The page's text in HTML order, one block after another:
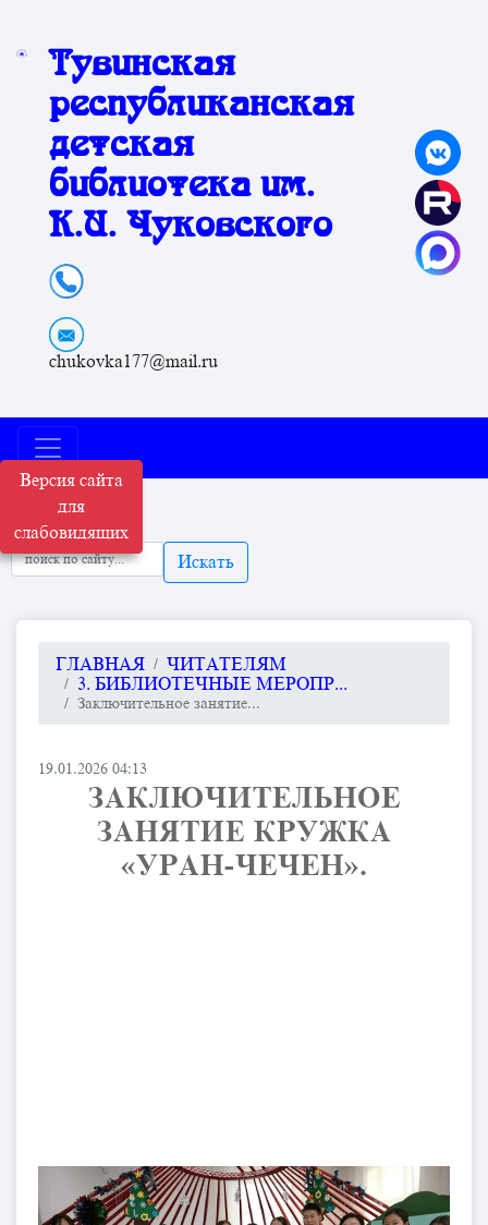
Версия сайта
для
слабовидящих
Тувинская
республиканская
детская
библиотека им.
К.И. Чуковского
chukovka177@mail.ru
Искать
ГЛАВНАЯ
ЧИТАТЕЛЯМ
3. БИБЛИОТЕЧНЫЕ МЕРОПР...
Заключительное занятие...
19.01.2026 04:13
ЗАКЛЮЧИТЕЛЬНОЕ
ЗАНЯТИЕ КРУЖКА
«УРАН-ЧЕЧЕН».